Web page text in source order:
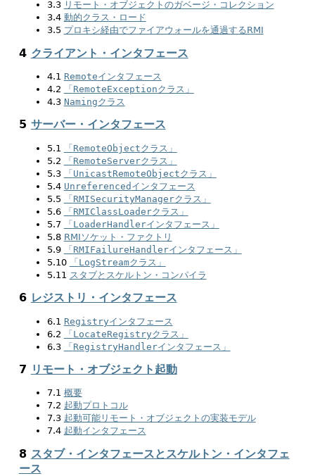
3.3 リモート・オブジェクトのガベージ・コレクション
3.4 動的クラス・ロード
3.5 プロキシ経由でファイアウォールを通過するRMI
4 クライアント・インタフェース
4.1 Remoteインタフェース
4.2
「 RemoteExceptionクラス」
4.3 Namingクラス
5 サーバー・インタフェース
5.1 「RemoteObjectクラス」
5.2
「RemoteServerクラス」
5.3
「UnicastRemoteObjectクラス」
5.4 Unreferenced インタフェース
5.5
「RMISecurityManagerクラス」
5.6
「RMIClassLoaderクラス」
5.7
「LoaderHandlerインタフェース」
5.8 RMIソケット・ファクトリ
5.9
「RMIFailureHandlerインタフェース」
5.10
「LogStreamクラス」
5.11 スタブとスケルトン・コンパイラ
6 レジストリ・インタフェース
6.1 Registryインタフェース
6.2
「LocateRegistryクラス」
6.3
「RegistryHandlerインタフェース」
7 リモート・オブジェクト起動
7.1 概要
7.2 起動プロトコル
7.3 起動可能リモート・オブジェクトの実装モデル
7.4 起動インタフェース
8 スタブ・インタフェースとスケルトン・インタフェ
ース